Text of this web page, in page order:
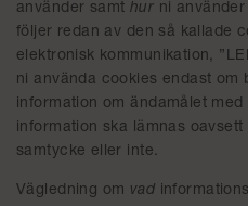
använder samt hur ni
följer redan av den så kallade
elektronisk kommunikation,
ni använda cookies endast om
information om ändamålet
information ska lämnas
samtycke eller inte.
Vägledning om vad